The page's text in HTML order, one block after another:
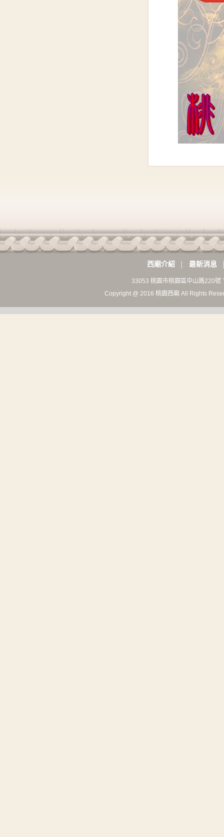
西廟介紹 最新消息
33053 桃園市桃園區中山路220號
Copyright @ 2016 桃園西廟 All Rights